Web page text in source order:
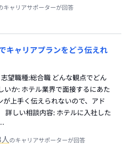
キャリアサポーターが回答
キャリアプランをどう伝えれ
望職種:総合職 どんな観点でどん
いか: ホテル業界で面接するにあた
が上手く伝えられないので、アド
詳しい相談内容: ホテルに入社した
人のキャリアサポーターが回答